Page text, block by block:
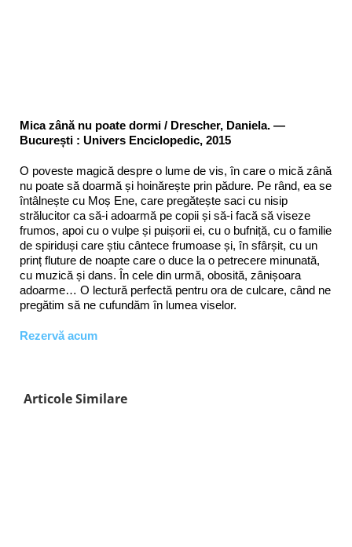
Mica zână nu poate dormi / Drescher, Daniela. —
București : Univers Enciclopedic, 2015
O poveste magică despre o lume de vis, în care o mică zână
nu poate să doarmă și hoinărește prin pădure. Pe rând, ea se
întâlnește cu Moș Ene, care pregătește saci cu nisip
strălucitor ca să-i adoarmă pe copii și să-i facă să viseze
frumos, apoi cu o vulpe și puișorii ei, cu o bufniță, cu o familie
de spiriduși care știu cântece frumoase și, în sfârșit, cu un
prinț fluture de noapte care o duce la o petrecere minunată,
cu muzică și dans. În cele din urmă, obosită, zânișoara
adoarme… O lectură perfectă pentru ora de culcare, când ne
pregătim să ne cufundăm în lumea viselor.
Rezervă acum
Articole Similare